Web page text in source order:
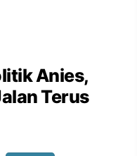
Anies,
Terus